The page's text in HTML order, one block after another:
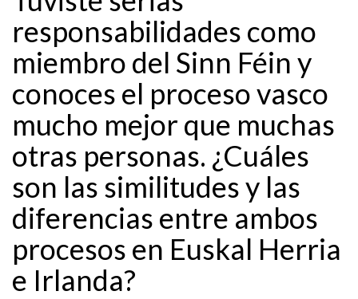
responsabilidades como
miembro del Sinn Féin y
conoces el proceso vasco
mucho mejor que muchas
otras personas. ¿Cuáles
son las similitudes y las
diferencias entre ambos
procesos en Euskal Herria
e Irlanda?